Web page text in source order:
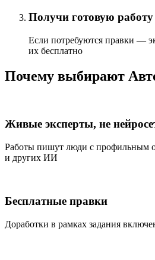
Получи готовую работу
Если потребуются правки —
их бесплатно
Почему выбирают
Живые эксперты, не
Работы пишут люди с профильным
и других ИИ
Бесплатные правки
Доработки в рамках задания